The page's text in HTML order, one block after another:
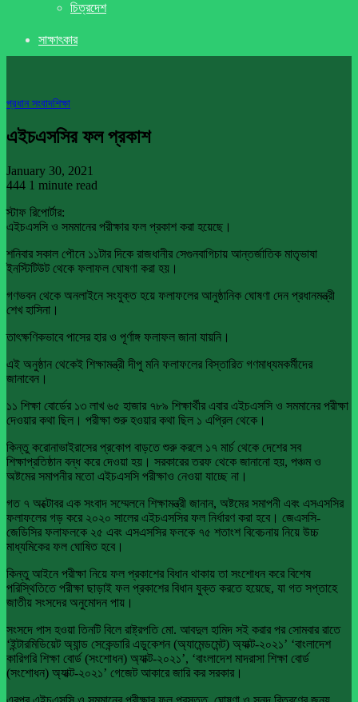
চিত্রদেশ
সাক্ষাৎকার
প্রধান সংবাদশিক্ষা
এইচএসসির ফল প্রকাশ
January 30, 2021
444 1 minute read
স্টাফ রিপোর্টার:
এইচএসসি ও সমমানের পরীক্ষার ফল প্রকাশ করা হয়েছে।
শনিবার সকাল পৌনে ১১টার দিকে রাজধানীর সেগুনবাগিচায় আন্তর্জাতিক মাতৃভাষা
ইনস্টিটিউট থেকে ফলাফল ঘোষণা করা হয়।
গণভবন থেকে অনলাইনে সংযুক্ত হয়ে ফলাফলের আনুষ্ঠানিক ঘোষণা দেন প্রধানমন্ত্রী
শেখ হাসিনা।
তাৎক্ষণিকভাবে পাসের হার ও পূর্ণাঙ্গ ফলাফল জানা যায়নি।
এই অনুষ্ঠান থেকেই শিক্ষামন্ত্রী দীপু মনি ফলাফলের বিস্তারিত গণমাধ্যমকর্মীদের
জানাবেন।
১১ শিক্ষা বোর্ডের ১৩ লাখ ৬৫ হাজার ৭৮৯ শিক্ষার্থীর এবার এইচএসসি ও সমমানের পরীক্ষা
দেওয়ার কথা ছিল। পরীক্ষা শুরু হওয়ার কথা ছিল ১ এপ্রিল থেকে।
কিন্তু করোনাভাইরাসের প্রকোপ বাড়তে শুরু করলে ১৭ মার্চ থেকে দেশের সব
শিক্ষাপ্রতিষ্ঠান বন্ধ করে দেওয়া হয়। সরকারের তরফ থেকে জানানো হয়, পঞ্চম ও
অষ্টমের সমাপনীর মতো এইচএসসি পরীক্ষাও নেওয়া যাচ্ছে না।
গত ৭ অক্টোবর এক সংবাদ সম্মেলনে শিক্ষামন্ত্রী জানান, অষ্টমের সমাপনী এবং এসএসসির
ফলাফলের গড় করে ২০২০ সালের এইচএসসির ফল নির্ধারণ করা হবে। জেএসসি-
জেডিসির ফলাফলকে ২৫ এবং এসএসসির ফলকে ৭৫ শতাংশ বিবেচনায় নিয়ে উচ্চ
মাধ্যমিকের ফল ঘোষিত হবে।
কিন্তু আইনে পরীক্ষা নিয়ে ফল প্রকাশের বিধান থাকায় তা সংশোধন করে বিশেষ
পরিস্থিতিতে পরীক্ষা ছাড়াই ফল প্রকাশের বিধান যুক্ত করতে হয়েছে, যা গত সপ্তাহে
জাতীয় সংসদের অনুমোদন পায়।
সংসদে পাস হওয়া তিনটি বিলে রাষ্ট্রপতি মো. আবদুল হামিদ সই করার পর সোমবার রাতে
‘ইন্টারমিডিয়েট অ্যান্ড সেকেন্ডারি এডুকেশন (অ্যামেন্ডমেন্ট) অ্যাক্ট-২০২১’ ‘বাংলাদেশ
কারিগরি শিক্ষা বোর্ড (সংশোধন) অ্যাক্ট-২০২১’, ‘বাংলাদেশ মাদরাসা শিক্ষা বোর্ড
(সংশোধন) অ্যাক্ট-২০২১’ গেজেট আকারে জারি কর সরকার।